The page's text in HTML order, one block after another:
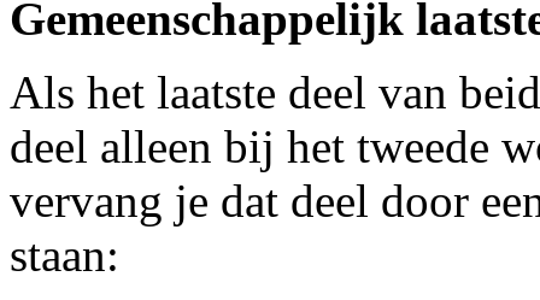
Gemeenschappelijk
Als het laatste deel van
deel alleen bij het tweede
vervang je dat deel door
staan: